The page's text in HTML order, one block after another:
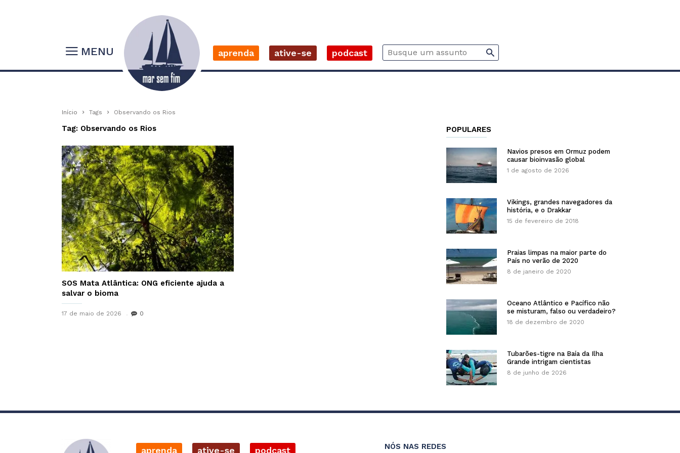
MENU aprenda ative-se podcast
Início Tags Observando os Rios
Tag: Observando os Rios
SOS Mata Atlântica: ONG eficiente ajuda a
salvar o bioma
17 de maio de 2026 0
POPULARES
Navios presos em Ormuz podem
causar bioinvasão global
1 de agosto de 2026
Vikings, grandes navegadores da
história, e o Drakkar
15 de fevereiro de 2018
Praias limpas na maior parte do
País no verão de 2020
8 de janeiro de 2020
Oceano Atlântico e Pacífico não
se misturam, falso ou verdadeiro?
18 de dezembro de 2020
Tubarões-tigre na Baía da Ilha
Grande intrigam cientistas
8 de junho de 2026
aprenda ative-se podcast NÓS NAS REDES